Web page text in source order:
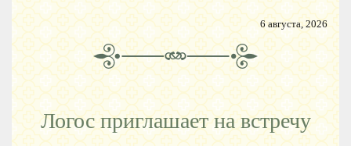
6 августа, 2026
Логос приглашает на встречу